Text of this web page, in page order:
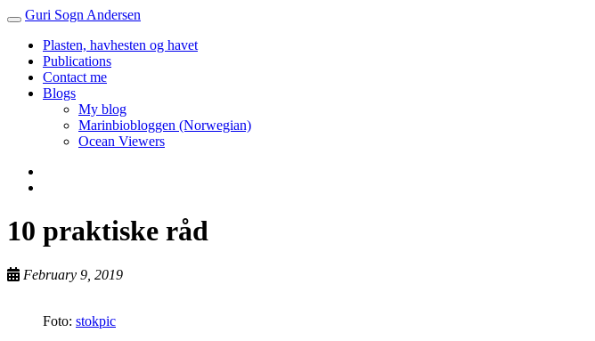
Toggle
navigation
Guri Sogn Andersen
Plasten, havhesten og havet
Publications
Contact me
Blogs
My blog
Marinbiobloggen (Norwegian)
Ocean Viewers
10 praktiske råd
February 9, 2019
Foto: stokpic